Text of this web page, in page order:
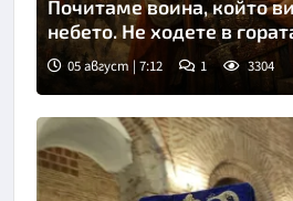
Почитаме воина, който
небето. Не ходете в
05 август | 7:12 1 3304